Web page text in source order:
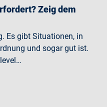
Zeig dem
Es gibt Situationen, in
und sogar gut ist.